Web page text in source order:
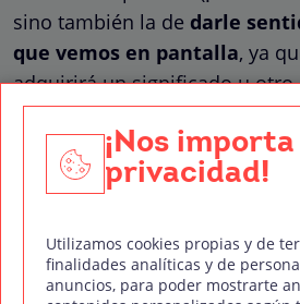
sino también la de darle
que vemos en pantalla, ya
adquirirá un significado u otro
con qué otra imagen sea
continuación.
Gracias a los cortes, a las
determinados efectos visuales
directores de cine pueden
¡Nos
privacidad!
Utilizamos cookies propias y de
finalidades analíticas y de
anuncios, para poder mostrarte